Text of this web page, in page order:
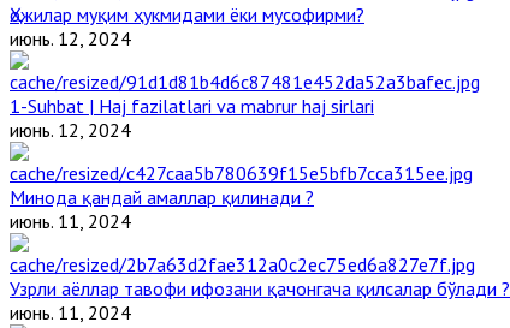
Ҳожилар муқим ҳукмидами ёки мусофирми?
июнь. 12, 2024
1-Suhbat | Haj fazilatlari va mabrur haj sirlari
июнь. 12, 2024
Минода қандай амаллар қилинади ?
июнь. 11, 2024
Узрли аёллар тавофи ифозани қачонгача қилсалар бўлади ?
июнь. 11, 2024